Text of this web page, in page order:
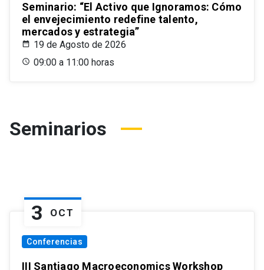
Seminario: “El Activo que Ignoramos: Cómo
el envejecimiento redefine talento,
mercados y estrategia”
19 de Agosto de 2026
09:00 a 11:00 horas
Seminarios
3 OCT
Conferencias
III Santiago Macroeconomics Workshop